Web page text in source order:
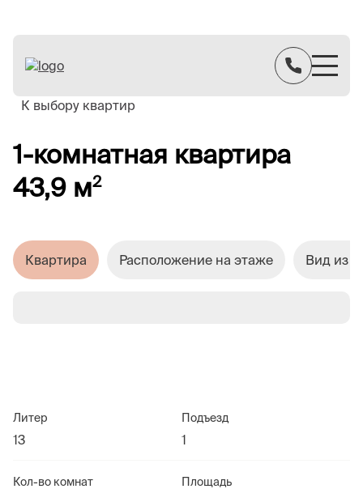
К выбору квартир
1-комнатная квартира
43,9 м2
Литер
13
Подъезд
1
Кол-во комнат Площадь
Квартира Расположение на этаже Вид из